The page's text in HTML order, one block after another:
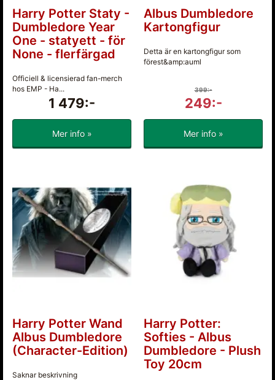
Harry Potter Staty -
Dumbledore Year
One - statyett - för
None - flerfärgad
Officiell & licensierad fan-merch
hos EMP - Ha...
1 479:-
Mer info »
Albus Dumbledore
Kartongfigur
Detta är en kartongfigur som
förest&amp:auml
399:-
249:-
Mer info »
Harry Potter Wand
Albus Dumbledore
(Character-Edition)
Saknar beskrivning
Harry Potter:
Softies - Albus
Dumbledore - Plush
Toy 20cm